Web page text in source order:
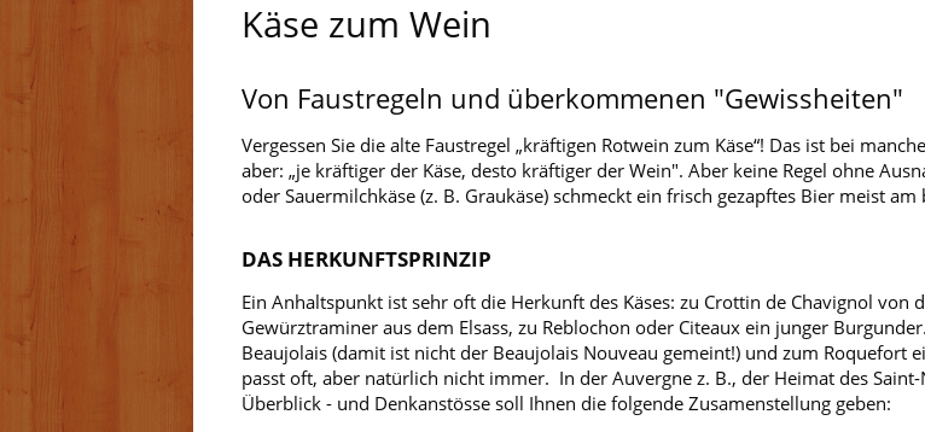
Käse zum Wein
Von Faustregeln und überkommenen "Gewissheiten"
Vergessen Sie die alte Faustregel „kräftigen Rotwein zum Käse“! Das ist bei
aber: „je kräftiger der Käse, desto kräftiger der Wein". Aber keine Regel ohne
oder Sauermilchkäse (z. B. Graukäse) schmeckt ein frisch gezapftes Bier meist am
DAS HERKUNFTSPRINZIP
Ein Anhaltspunkt ist sehr oft die Herkunft des Käses: zu Crottin de Chavignol von
Gewürztraminer aus dem Elsass, zu Reblochon oder Citeaux ein junger
Beaujolais (damit ist nicht der Beaujolais Nouveau gemeint!) und zum Roquefort
passt oft, aber natürlich nicht immer. In der Auvergne z. B., der Heimat des
Überblick - und Denkanstösse soll Ihnen die folgende Zusamenstellung geben: